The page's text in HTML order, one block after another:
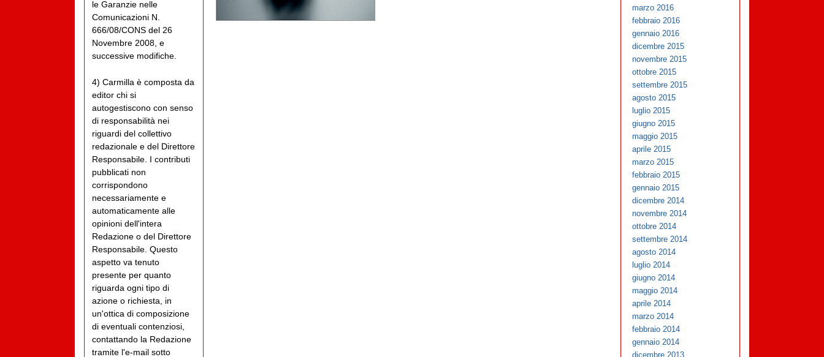
le Garanzie nelle
Comunicazioni N.
666/08/CONS del 26
Novembre 2008, e
successive modifiche.
4) Carmilla è composta da
editor chi si
autogestiscono con senso
di responsabilità nei
riguardi del collettivo
redazionale e del Direttore
Responsabile. I contributi
pubblicati non
corrispondono
necessariamente e
automaticamente alle
opinioni dell'intera
Redazione o del Direttore
Responsabile. Questo
aspetto va tenuto
presente per quanto
riguarda ogni tipo di
azione o richiesta, in
un'ottica di composizione
di eventuali contenziosi,
contattando la Redazione
tramite l'e-mail sotto
marzo 2016
febbraio 2016
gennaio 2016
dicembre 2015
novembre 2015
ottobre 2015
settembre 2015
agosto 2015
luglio 2015
giugno 2015
maggio 2015
aprile 2015
marzo 2015
febbraio 2015
gennaio 2015
dicembre 2014
novembre 2014
ottobre 2014
settembre 2014
agosto 2014
luglio 2014
giugno 2014
maggio 2014
aprile 2014
marzo 2014
febbraio 2014
gennaio 2014
dicembre 2013